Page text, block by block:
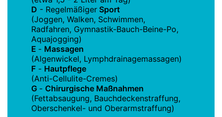
D - Regelmäßiger Sport
(Joggen, Walken, Schwimmen,
Radfahren, Gymnastik-Bauch-Beine-Po,
Aquajogging)
E - Massagen
(Algenwickel, Lymphdrainagemassagen)
F - Hautpflege
(Anti-Cellulite-Cremes)
G - Chirurgische Maßnahmen
(Fettabsaugung, Bauchdeckenstraffung,
Oberschenkel- und Oberarmstraffung)